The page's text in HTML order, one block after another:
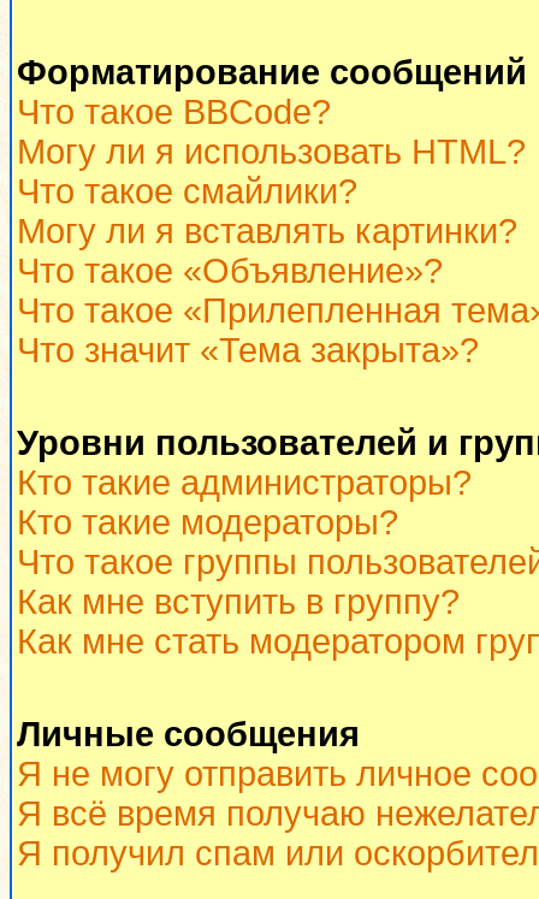
Форматирование
Что такое BBCode?
Могу ли я использовать HTML?
Что такое смайлики?
Могу ли я вставлять картинки?
Что такое «Объявление»?
Что такое «Прилепленная
Что значит «Тема закрыта»?
Уровни пользователей и
Кто такие администраторы?
Кто такие модераторы?
Что такое группы
Как мне вступить в группу?
Как мне стать модератором
Личные сообщения
Я не могу отправить личное
Я всё время получаю
Я получил спам или